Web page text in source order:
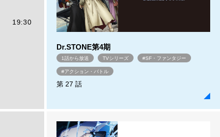
19:30
Dr.STONE第4期
1話から放送 TVシリーズ #SF・ファンタジー
#アクション・バトル
第 27 話